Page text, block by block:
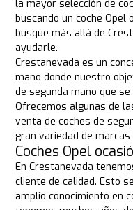
la mayor selección de
buscando un coche Opel
busque más allá de
ayudarle.
Crestanevada es un
mano donde nuestro
de segunda mano que
Ofrecemos algunas de
venta de coches de
gran variedad de marcas
Coches Opel
En Crestanevada
cliente de calidad. Esto
amplio conocimiento en